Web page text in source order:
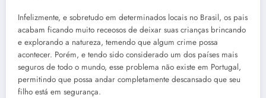
Infelizmente, e sobretudo em determinados locais no Brasil, os pais
acabam ficando muito receosos de deixar suas crianças brincando
e explorando a natureza, temendo que algum crime possa
acontecer. Porém, e tendo sido considerado um dos países mais
seguros de todo o mundo, esse problema não existe em Portugal,
permitindo que possa andar completamente descansado que seu
filho está em segurança.